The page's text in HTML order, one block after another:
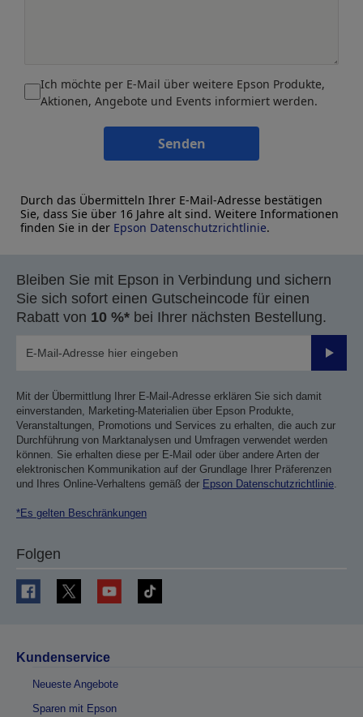
Ich möchte per E-Mail über weitere Epson Produkte,
Aktionen, Angebote und Events informiert werden.
Senden
Durch das Übermitteln Ihrer E-Mail-Adresse bestätigen
Sie, dass Sie über 16 Jahre alt sind. Weitere Informationen
finden Sie in der Epson Datenschutzrichtlinie.
Bleiben Sie mit Epson in Verbindung und sichern
Sie sich sofort einen Gutscheincode für einen
Rabatt von 10 %* bei Ihrer nächsten Bestellung.
Mit der Übermittlung Ihrer E-Mail-Adresse erklären Sie sich damit
einverstanden, Marketing-Materialien über Epson Produkte,
Veranstaltungen, Promotions und Services zu erhalten, die auch zur
Durchführung von Marktanalysen und Umfragen verwendet werden
können. Sie erhalten diese per E-Mail oder über andere Arten der
elektronischen Kommunikation auf der Grundlage Ihrer Präferenzen
und Ihres Online-Verhaltens gemäß der Epson Datenschutzrichtlinie.
*Es gelten Beschränkungen
Folgen
Kundenservice
Neueste Angebote
Sparen mit Epson